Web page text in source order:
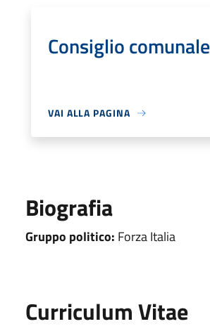
Consiglio comunale
VAI ALLA PAGINA
Biografia
Gruppo politico: Forza Italia
Curriculum Vitae